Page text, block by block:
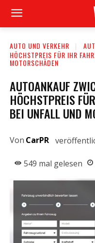
AUTO UND VERKEHR
HÖCHSTPREIS FÜR IHR
MOTORSCHÄDEN
AUTOANKAUF
HÖCHSTPREIS
BEI UNFALL UND
Von CarPR
549 mal gelesen